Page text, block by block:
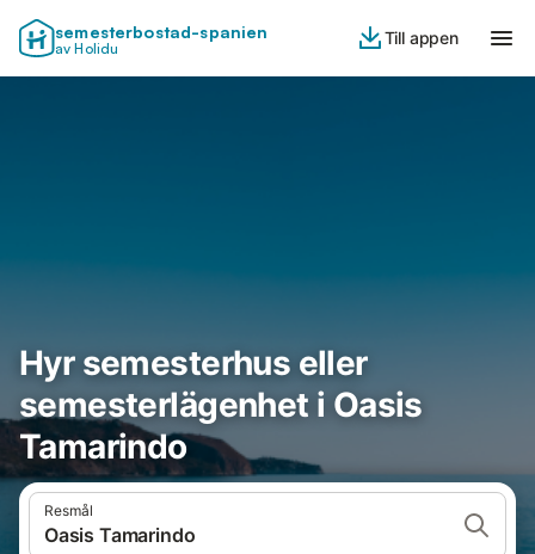
semesterbostad-spanien
av Holidu
Till appen
Hyr semesterhus eller
semesterlägenhet i Oasis
Tamarindo
Resmål
Oasis Tamarindo